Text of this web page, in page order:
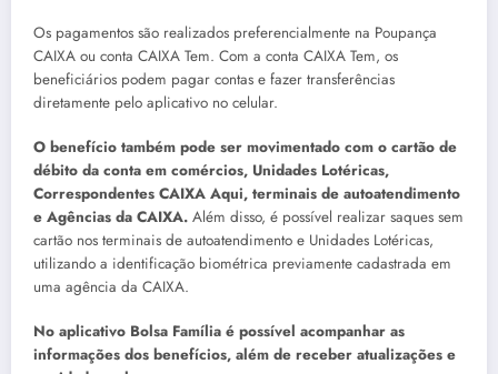
Os pagamentos são realizados preferencialmente na Poupança
CAIXA ou conta CAIXA Tem. Com a conta CAIXA Tem, os
beneficiários podem pagar contas e fazer transferências
diretamente pelo aplicativo no celular.
O benefício também pode ser movimentado com o cartão de
débito da conta em comércios, Unidades Lotéricas,
Correspondentes CAIXA Aqui, terminais de autoatendimento
e Agências da CAIXA. Além disso, é possível realizar saques sem
cartão nos terminais de autoatendimento e Unidades Lotéricas,
utilizando a identificação biométrica previamente cadastrada em
uma agência da CAIXA.
No aplicativo Bolsa Família é possível acompanhar as
informações dos benefícios, além de receber atualizações e